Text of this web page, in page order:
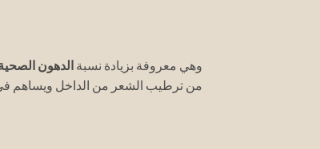
وهي معروفة بزيادة نسبة الدهون
من ترطيب الشعر من الداخل ويساهم